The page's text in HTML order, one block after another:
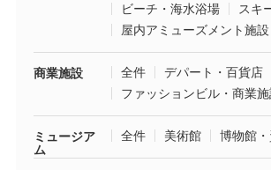
ビーチ・海水浴場
スキ
屋内アミューズメント施設
商業施設 全件 デパート・百貨店
ファッションビル・商業施
ミュージア
ム
全件 美術館 博物館